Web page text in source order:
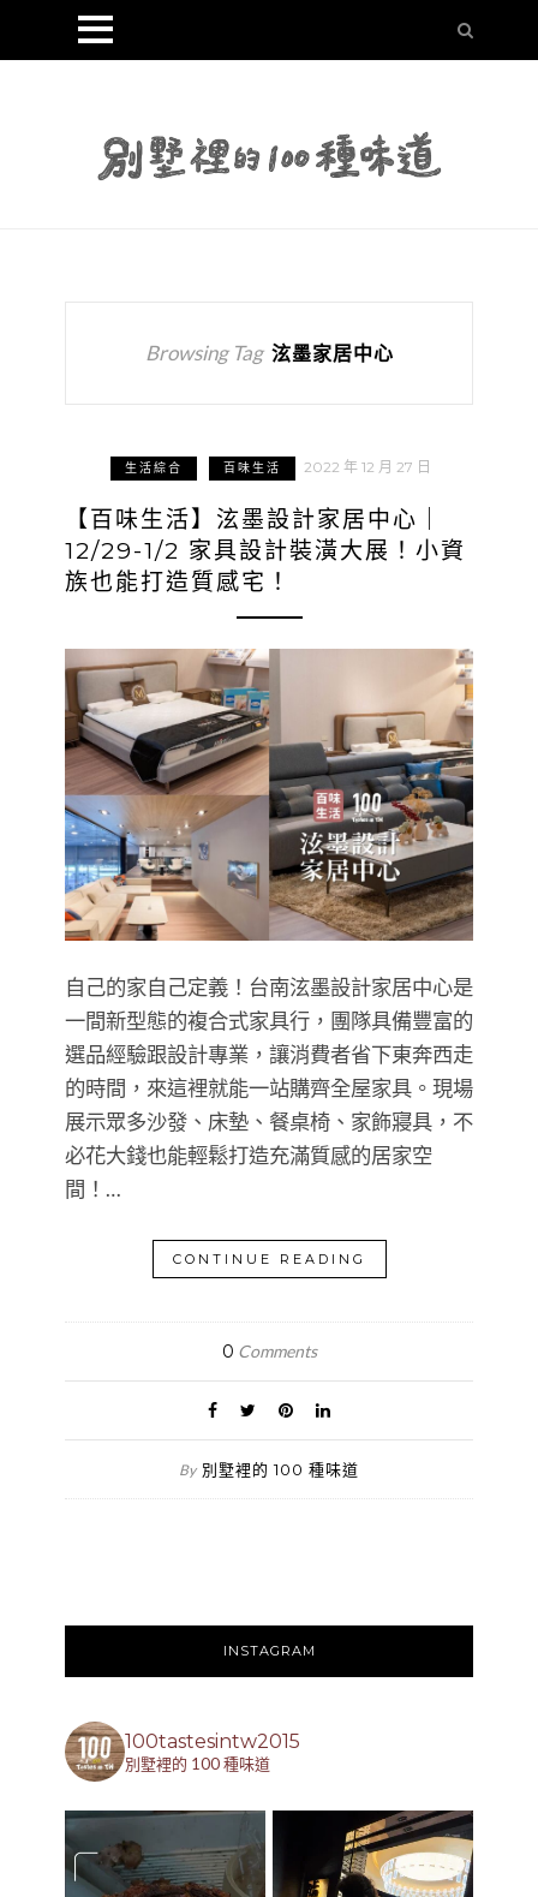
Browsing Tag 泫墨家居中心
生活綜合 百味生活 2022 年 12 月 27 日
【百味生活】泫墨設計家居中心｜
12/29-1/2 家具設計裝潢大展！小資
族也能打造質感宅！
自己的家自己定義！台南泫墨設計家居中心是
一間新型態的複合式家具行，團隊具備豐富的
選品經驗跟設計專業，讓消費者省下東奔西走
的時間，來這裡就能一站購齊全屋家具。現場
展示眾多沙發、床墊、餐桌椅、家飾寢具，不
必花大錢也能輕鬆打造充滿質感的居家空
間！…
CONTINUE READING
0 Comments
By 別墅裡的 100 種味道
INSTAGRAM
100tastesintw2015
別墅裡的 100 種味道